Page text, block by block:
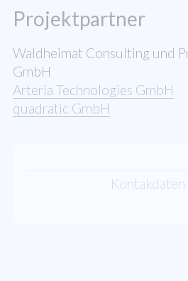
Projektpartner
Waldheimat Consulting und
GmbH
Arteria Technologies GmbH
quadratic GmbH
Kontakdaten